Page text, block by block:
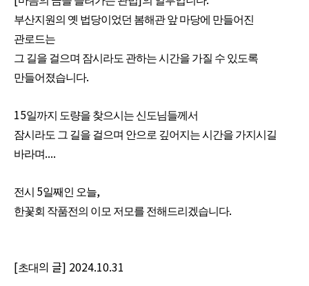
부산지원의 옛 법당이었던 봄해관 앞 마당에 만들어진
관로드는
그 길을 걸으며 잠시라도 관하는 시간을 가질 수 있도록
만들어졌습니다.
15일까지 도량을 찾으시는 신도님들께서
잠시라도 그 길을 걸으며 안으로 깊어지는 시간을 가지시길
바라며....
전시 5일째인 오늘,
한꽃회 작품전의 이모 저모를 전해드리겠습니다.
[초대의 글] 2024.10.31